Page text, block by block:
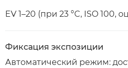
EV 1–20 (при 23 °C, ISO 100,
Фиксация экспозиции
Автоматический режим: